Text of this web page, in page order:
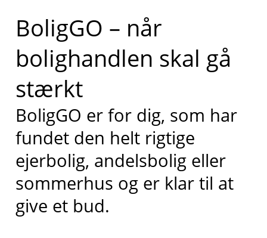
BoligGO – når
bolighandlen skal gå
stærkt
BoligGO er for dig, som har
fundet den helt rigtige
ejerbolig, andelsbolig eller
sommerhus og er klar til at
give et bud.